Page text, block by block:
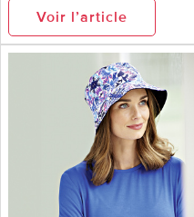
Voir l’article